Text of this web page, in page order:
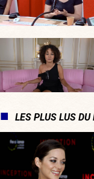
LES PLUS LUS